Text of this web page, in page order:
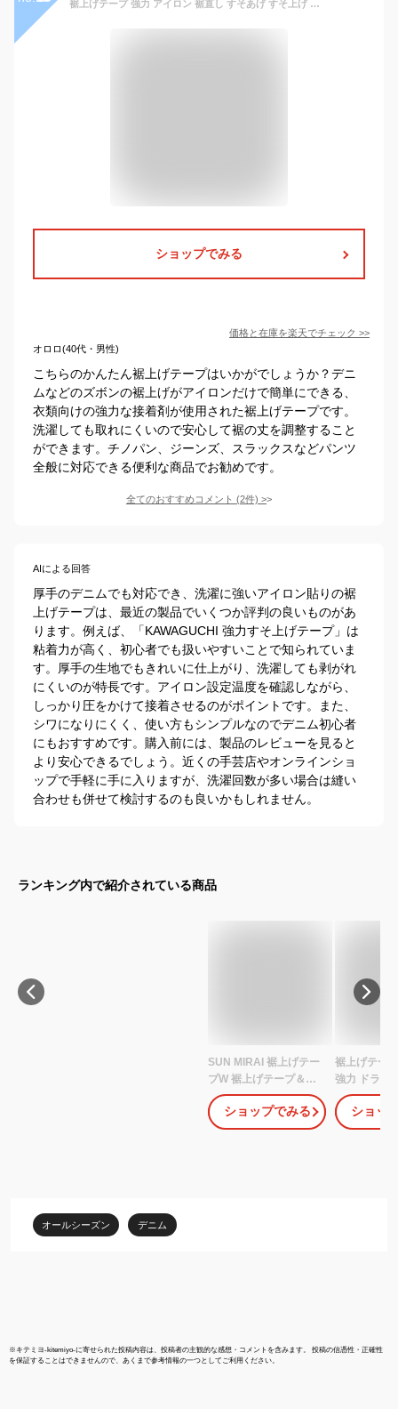
裾上げテープ 強力 アイロン 裾直し すそあげ すそ上げ スラックス チノパン デニムパンツ ジーンズ 02-047 日用品 手芸用品 丈直し 洋服 お直し ワークマン プラス
ショップでみる
価格と在庫を楽天でチェック >>
オロロ(40代・男性)
こちらのかんたん裾上げテープはいかがでしょうか？デニ
ムなどのズボンの裾上げがアイロンだけで簡単にできる、
衣類向けの強力な接着剤が使用された裾上げテープです。
洗濯しても取れにくいので安心して裾の丈を調整すること
ができます。チノパン、ジーンズ、スラックスなどパンツ
全般に対応できる便利な商品でお勧めです。
全てのおすすめコメント (2件) >
AIによる回答
厚手のデニムでも対応でき、洗濯に強いアイロン貼りの裾
上げテープは、最近の製品でいくつか評判の良いものがあ
ります。例えば、「KAWAGUCHI 強力すそ上げテープ」は
粘着力が高く、初心者でも扱いやすいことで知られていま
す。厚手の生地でもきれいに仕上がり、洗濯しても剥がれ
にくいのが特長です。アイロン設定温度を確認しながら、
しっかり圧をかけて接着させるのがポイントです。また、
シワになりにくく、使い方もシンプルなのでデニム初心者
にもおすすめです。購入前には、製品のレビューを見ると
より安心できるでしょう。近くの手芸店やオンラインショ
ップで手軽に手に入りますが、洗濯回数が多い場合は縫い
合わせも併せて検討するのも良いかもしれません。
ランキング内で紹介されている商品
SUN MIRAI 裾上げテー
プW 裾上げテープ＆接
着芯テープ 強力接着セ
ット 接着テープ すそあ
げテープ アイロンテー
ショップでみる
裾上げテー
強力 ドライ
グ 洗える
単接着 アイ
シン不要 補
ショッ
オールシーズン デニム
※キテミヨ-kitemiyo-に寄せられた投稿内容は、投稿者の主観的な感想・コメントを含みます。 投稿の信憑性・正確性
を保証することはできませんので、あくまで参考情報の一つとしてご利用ください。